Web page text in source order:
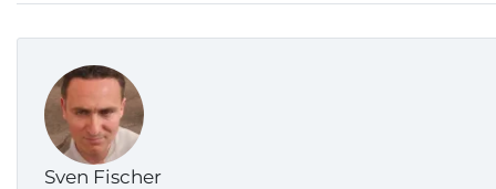
Sven Fischer